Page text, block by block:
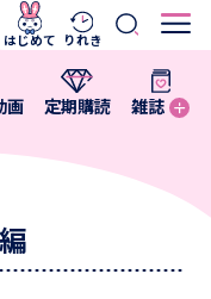
画 定期購読 雑誌
はじめて りれき